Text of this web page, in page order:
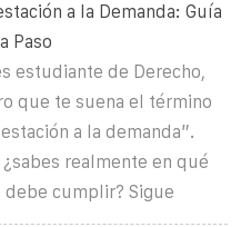
a la Demanda: Guía
Paso
estudiante de Derecho,
que te suena el término
a la demanda”.
¿sabes realmente en qué
debe cumplir? Sigue